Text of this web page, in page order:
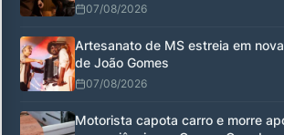
07/08/2026
Artesanato de MS estreia em
de João Gomes
07/08/2026
Motorista capota carro e morre